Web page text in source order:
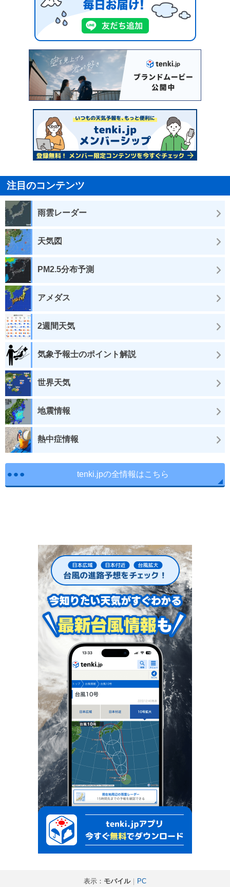
注目のコンテンツ
雨雲レーダー
天気図
PM2.5分布予測
アメダス
2週間天気
気象予報士のポイント解説
世界天気
地震情報
熱中症情報
tenki.jpの全情報はこちら
表示： モバイル｜ PC